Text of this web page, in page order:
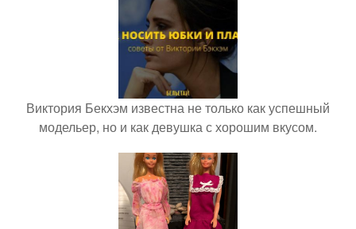
Виктория Бекхэм известна не только как успешный
модельер, но и как девушка с хорошим вкусом.